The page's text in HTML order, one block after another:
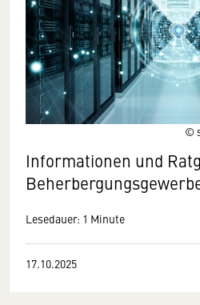
©
Informationen und
Lesedauer: 1 Minute
17.10.2025